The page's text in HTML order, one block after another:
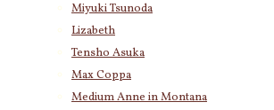
Miyuki Tsunoda
Lizabeth
Tensho Asuka
Max Coppa
Medium Anne in Montana
Miyuki Tsunoda
Lizabeth(255)
Tensho Asuka(3,028)
Amanda Coppa
Max Coppa(403)